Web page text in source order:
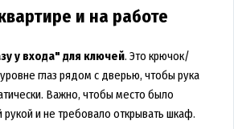
и на работе
у входа" для ключей. Это крючок/
глаз рядом с дверью, чтобы рука
Важно, чтобы место было
и не требовало открывать шкаф.